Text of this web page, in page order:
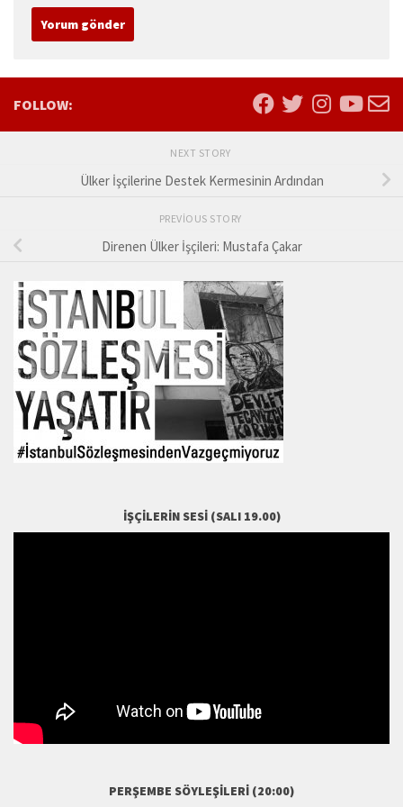
İnternet sitesi
FOLLOW:
NEXT STORY
Ülker İşçilerine Destek Kermesinin Ardından
PREVIOUS STORY
Direnen Ülker İşçileri: Mustafa Çakar